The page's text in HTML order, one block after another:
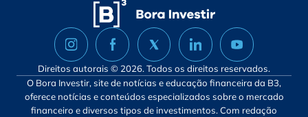
Direitos autorais © 2026. Todos os direitos reservados.
O Bora Investir, site de notícias e educação financeira da B3,
oferece notícias e conteúdos especializados sobre o mercado
financeiro e diversos tipos de investimentos. Com redação